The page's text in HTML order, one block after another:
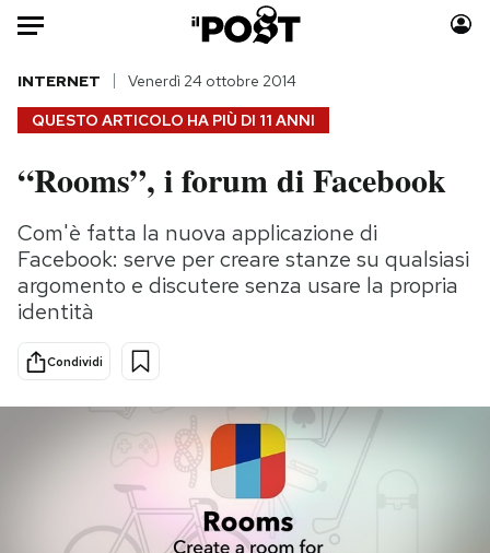
Auto
HOME
Italia
Politica
Tecnologia
Internet
Scienza
Cultura
Economia
Moda
Consumismi
Altrecose
Mondiali calcio 2026
PODCAST
QUESTO ARTICOLO HA PIÙ DI 11 ANNI
INTERNET Venerdì 24 ottobre 2014
“Rooms”, i forum di Facebook
Com'è fatta la nuova applicazione di
Facebook: serve per creare stanze su qualsiasi
argomento e discutere senza usare la propria
identità
Condividi